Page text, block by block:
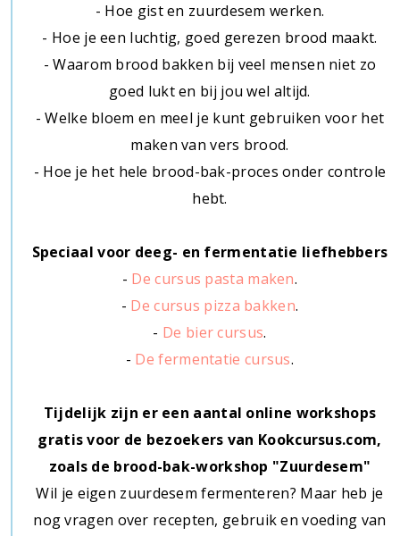
- Hoe gist en zuurdesem werken.
- Hoe je een luchtig, goed gerezen brood maakt.
- Waarom brood bakken bij veel mensen niet zo
goed lukt en bij jou wel altijd.
- Welke bloem en meel je kunt gebruiken voor het
maken van vers brood.
- Hoe je het hele brood-bak-proces onder controle
hebt.
Speciaal voor deeg- en fermentatie liefhebbers
- De cursus pasta maken.
- De cursus pizza bakken.
- De bier cursus.
- De fermentatie cursus.
Tijdelijk zijn er een aantal online workshops
gratis voor de bezoekers van Kookcursus.com,
zoals de brood-bak-workshop "Zuurdesem"
Wil je eigen zuurdesem fermenteren? Maar heb je
nog vragen over recepten, gebruik en voeding van